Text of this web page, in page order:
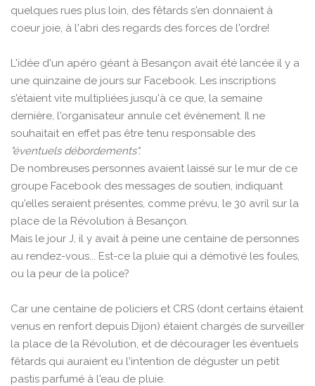
quelques rues plus loin, des fêtards s'en donnaient à
coeur joie, à l'abri des regards des forces de l'ordre!
L'idée d'un apéro géant à Besançon avait été lancée il y a
une quinzaine de jours sur Facebook. Les inscriptions
s'étaient vite multipliées jusqu'à ce que, la semaine
dernière, l'organisateur annule cet évènement. Il ne
souhaitait en effet pas être tenu responsable des
"éventuels débordements".
De nombreuses personnes avaient laissé sur le mur de ce
groupe Facebook des messages de soutien, indiquant
qu'elles seraient présentes, comme prévu, le 30 avril sur la
place de la Révolution à Besançon.
Mais le jour J, il y avait à peine une centaine de personnes
au rendez-vous... Est-ce la pluie qui a démotivé les foules,
ou la peur de la police?
Car une centaine de policiers et CRS (dont certains étaient
venus en renfort depuis Dijon) étaient chargés de surveiller
la place de la Révolution, et de décourager les éventuels
fêtards qui auraient eu l'intention de déguster un petit
pastis parfumé à l'eau de pluie.